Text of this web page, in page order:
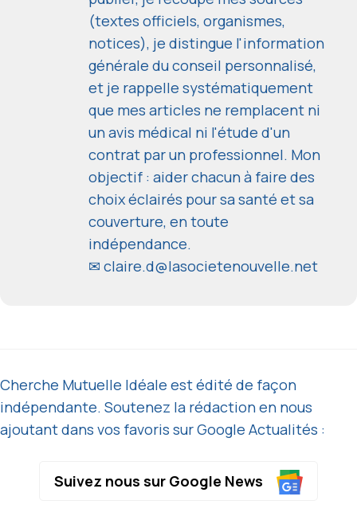
(textes officiels, organismes,
notices), je distingue l'information
générale du conseil personnalisé,
et je rappelle systématiquement
que mes articles ne remplacent ni
un avis médical ni l'étude d'un
contrat par un professionnel. Mon
objectif : aider chacun à faire des
choix éclairés pour sa santé et sa
couverture, en toute
indépendance.
✉ claire.d@lasocietenouvelle.net
Cherche Mutuelle Idéale est édité de façon
indépendante. Soutenez la rédaction en nous
ajoutant dans vos favoris sur Google Actualités :
Suivez nous sur Google News